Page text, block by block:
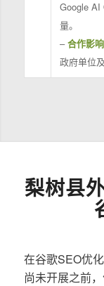
Google AI
量。
–合作影
政府单位
梨树县
在谷歌SEO优
尚未开展之前